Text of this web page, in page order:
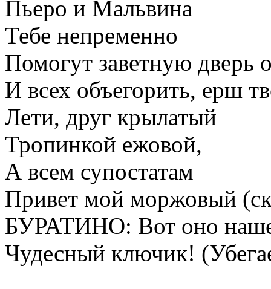
Пьеро и Мальвина
Тебе непременно
Помогут заветную дверь
И всех объегорить, ерш
Лети, друг крылатый
Тропинкой ежовой,
А всем супостатам
Привет мой моржовый
БУРАТИНО: Вот оно
Чудесный ключик!